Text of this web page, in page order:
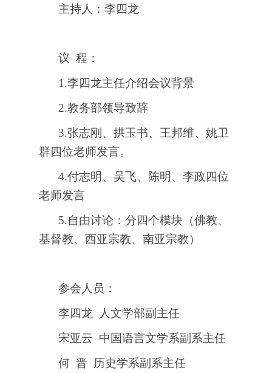
主持人：李四龙
议 程：
1.李四龙主任介绍会议背景
2.教务部领导致辞
3.张志刚、拱玉书、王邦维、姚卫
群四位老师发言。
4.付志明、吴飞、陈明、李政四位
老师发言
5.自由讨论：分四个模块（佛教、
基督教、西亚宗教、南亚宗教）
参会人员：
李四龙 人文学部副主任
宋亚云 中国语言文学系副系主任
何 晋 历史学系副系主任